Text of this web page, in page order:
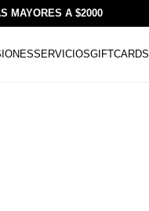
MAYORES A $2000
SERVICIOSGIFTCARDS